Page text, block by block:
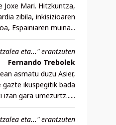
Joxe Mari. Hitzkuntza,
zibila, inkisizioaren
Espainiaren muina...
eta..." erantzuten
Fernando Trebolek
asmatu duzu Asier,
gazte ikuspegitik bada
izan gara umezurtz......
eta..." erantzuten